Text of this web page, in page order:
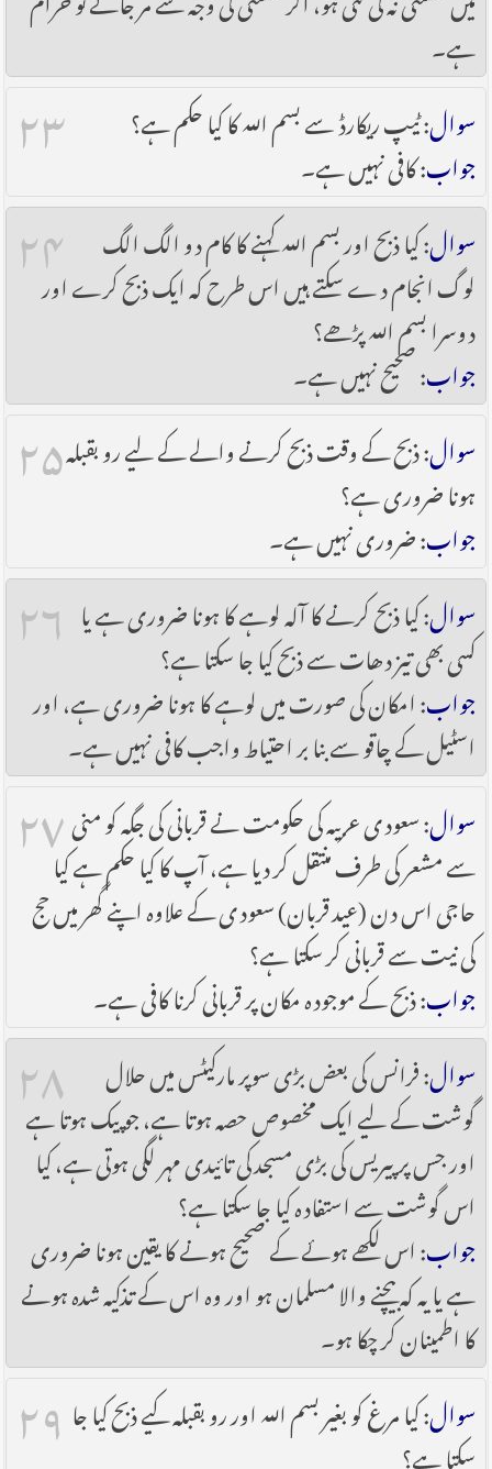
ہے۔
۲۳ سوال: ٹیپ ریکارڈ سے بسم اللہ کا کیا حکم ہے؟
جواب: کافی نہیں ہے۔
۲۴ سوال: کیا ذبح اور بسم اللہ کہنے کا کام دو الگ الگ
لوگ انجام دے سکتے ہیں اس طرح کہ ایک ذبح کرے اور
دوسرا بسم اللہ پڑھے؟
جواب: صحیح نہیں ہے۔
۲۵ سوال: ذبح کے وقت ذبح کرنے والے کے لیے رو بقبلہ
ہونا ضروری ہے؟
جواب: ضروری نہیں ہے۔
۲۶ سوال: کیا ذبح کرنے کا آلہ لوہے کا ہونا ضروری ہے یا
کسی بھی تیز دھات سے ذبح کیا جا سکتا ہے؟
جواب: امکان کی صورت میں لوہے کا ہونا ضروری ہے، اور
اسٹیل کے چاقو سے بنا بر احتیاط واجب کافی نہیں ہے۔
۲۷ سوال: سعودی عربیہ کی حکومت نے قربانی کی جگہ کو منی
سے مشعر کی طرف منتقل کر دیا ہے، آپ کا کیا حکم ہے کیا
حاجی اس دن (عید قربان) سعودی کے علاوہ اپنے گھر میں حج
کی نیت سے قربانی کر سکتا ہے؟
جواب: ذبح کے موجودہ مکان پر قربانی کرنا کافی ہے۔
۲۸ سوال: فرانس کی بعض بڑی سوپر مارکیٹس میں حلال
گوشت کے لیے ایک مخصوص حصہ ہوتا ہے، جو پیک ہوتا ہے
اور جس پر پیریس کی بڑی مسجد کی تائیدی مہر لگی ہوتی ہے، کیا
اس گوشت سے استفادہ کیا جا سکتا ہے؟
جواب: اس لکھے ہوئے کے صحیح ہونے کا یقین ہونا ضروری
ہے یا یہ کہ بیچنے والا مسلمان ہو اور وہ اس کے تذکیہ شدہ ہونے
کا اطمینان کر چکا ہو۔
۲۹ سوال: کیا مرغ کو بغیر بسم اللہ اور رو بقبلہ کیے ذبح کیا جا
سکتا ہے؟